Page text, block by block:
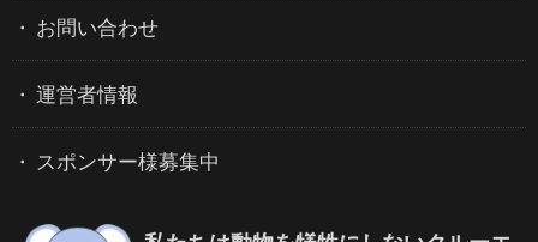
お問い合わせ
運営者情報
スポンサー様募集中